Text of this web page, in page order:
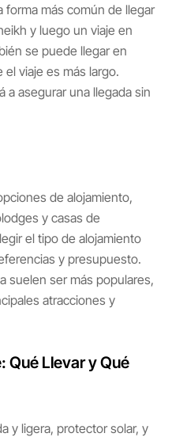
forma más común de llegar
y luego un viaje en
se puede llegar en
el viaje es más largo.
a asegurar una llegada sin
de alojamiento,
y casas de
el tipo de alojamiento
y presupuesto.
suelen ser más populares,
atracciones y
Qué Llevar y Qué
y ligera, protector solar, y